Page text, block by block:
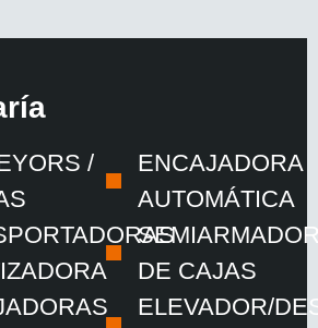
/
ENCAJADORA
AUTOMÁTICA
DE CAJAS
ELEVADOR/